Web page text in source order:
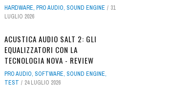
HARDWARE, PRO AUDIO, SOUND ENGINE
31
LUGLIO 2026
ACUSTICA AUDIO SALT 2: GLI
EQUALIZZATORI CON LA
TECNOLOGIA NOVA - REVIEW
PRO AUDIO, SOFTWARE, SOUND ENGINE,
TEST
24 LUGLIO 2026